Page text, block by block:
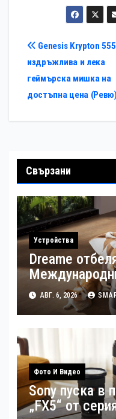
поддръжка на WiFi
Навигация
Genesis Krypton
издръжлива и лека
геймърска мишка на
достъпна цена (Ревю)
Свързани
Устройства
Dreame
със
по-чист
любимци
АВГ. 6, 2026
Фото И Видео
Sony пуска в
„FX5“ от